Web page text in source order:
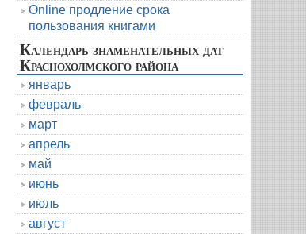
Online продление срока
пользования книгами
Календарь знаменательных дат
Краснохолмского района
январь
февраль
март
апрель
май
июнь
июль
август